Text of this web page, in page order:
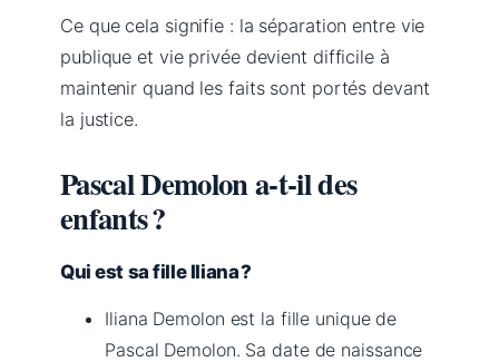
Ce que cela signifie : la séparation entre vie
publique et vie privée devient difficile à
maintenir quand les faits sont portés devant
la justice.
Pascal Demolon a‑t‑il des
enfants ?
Qui est sa fille Iliana ?
Iliana Demolon est la fille unique de
Pascal Demolon. Sa date de naissance